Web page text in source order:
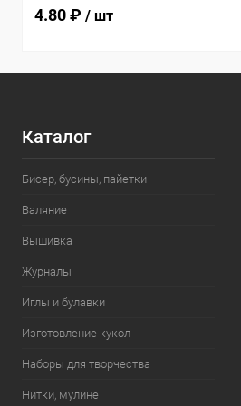
4.80 ₽ / шт
Каталог
Бисер, бусины, пайетки
Валяние
Вышивка
Журналы
Иглы и булавки
Изготовление кукол
Наборы для творчества
Нитки, мулине